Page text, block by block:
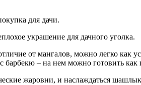
для дачи.
украшение для дачного уголка.
от мангалов, можно легко как
– на нем можно готовить
жаровни, и наслаждаться